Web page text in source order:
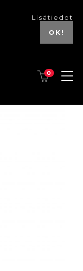
Lisätiedot
OK!
0
UUSI